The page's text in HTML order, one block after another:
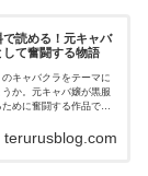
読める！元キャバ
て奮闘する物語
キャバクラをテーマに
か。元キャバ嬢が黒服
めに奮闘する作品で
。この記事では、その方
terurusblog.com